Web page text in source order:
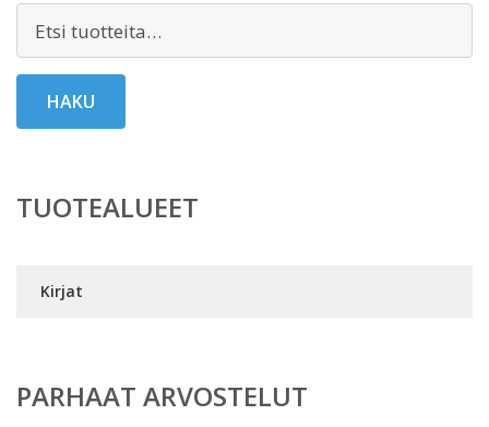
HAKU
TUOTEALUEET
Kirjat
PARHAAT ARVOSTELUT